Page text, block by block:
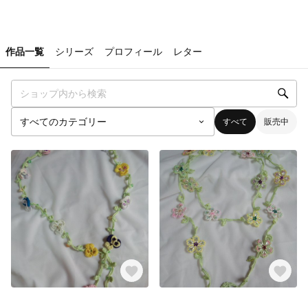
作品一覧 シリーズ プロフィール レター
すべて 販売中